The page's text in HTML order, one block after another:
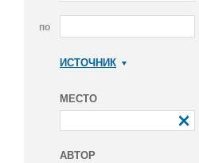
по
ИСТОЧНИК
МЕСТО
АВТОР